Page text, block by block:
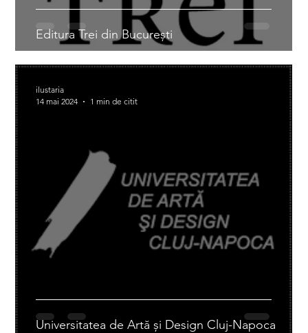
Editura Trei din București
Universitatea de Artă și Design Cluj-Napoca
ilustaria
14 mai 2024
1 min de citit